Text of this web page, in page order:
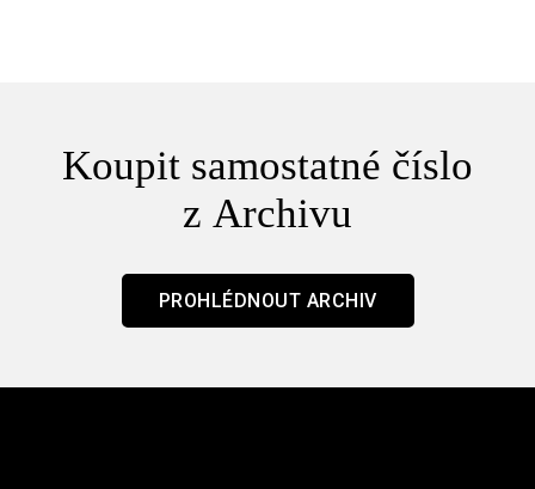
Koupit samostatné číslo
z Archivu
PROHLÉDNOUT ARCHIV